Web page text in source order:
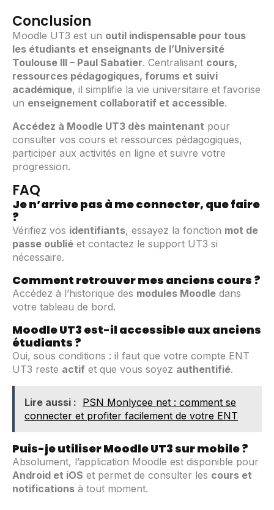
Conclusion
Moodle UT3 est un outil indispensable pour tous
les étudiants et enseignants de l’Université
Toulouse III – Paul Sabatier. Centralisant cours,
ressources pédagogiques, forums et suivi
académique, il simplifie la vie universitaire et favorise
un enseignement collaboratif et accessible.
Accédez à Moodle UT3 dès maintenant pour
consulter vos cours et ressources pédagogiques,
participer aux activités en ligne et suivre votre
progression.
FAQ
Je n’arrive pas à me connecter, que faire
?
Vérifiez vos identifiants, essayez la fonction mot de
passe oublié et contactez le support UT3 si
nécessaire.
Comment retrouver mes anciens cours ?
Accédez à l’historique des modules Moodle dans
votre tableau de bord.
Moodle UT3 est-il accessible aux anciens
étudiants ?
Oui, sous conditions : il faut que votre compte ENT
UT3 reste actif et que vous soyez authentifié.
Lire aussi : PSN Monlycee net : comment se
connecter et profiter facilement de votre ENT
Puis-je utiliser Moodle UT3 sur mobile ?
Absolument, l’application Moodle est disponible pour
Android et iOS et permet de consulter les cours et
notifications à tout moment.